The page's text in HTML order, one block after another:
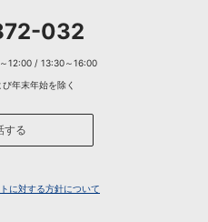
032
12:00 / 13:30～16:00
年末年始を除く
する
に対する方針について